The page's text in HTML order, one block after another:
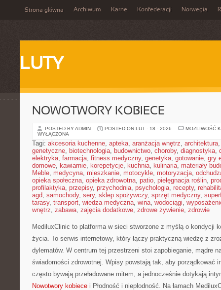
Strona główna Archiwum Karne Konfederacji Norwegia
LUTY
NOWOTWORY KOBIECE
POSTED BY ADMIN POSTED ON LUT - 18 - 2026
MOŻLIWOŚĆ
WYŁĄCZONA
Tagi: akcesoria kuchenne, apteka, aranżacja wnętrz, architektura
genetyczne, biotechnologia, budownictwo, choroby, diagnostyka,
elektryka, farmacja, fitness medyczny, genetyka, gotowanie, gry
domowe, kawiarnie, korepetycje, kuchnia, kulinaria, materiały
Meble, medycyna, mieszkanie, motocykle, motoryzacja,
opieka społeczna, opieka zdrowotna, patio, pielęgnacja roślin,
profilaktyka, przepisy, przychodnia, psychologia, recepty,
agd, samochody, sery, sklep spożywczy, sprzęt medyczny,
tarasy, transport, wiedza medyczna, wina, wodociągi,
wnętrz, zabawa, zajęcia dodatkowe, zdrowe żywienie, zdrowie
MediluxClinic to platforma w sieci stworzone z myślą o kondycji
życia. To serwis internetowy, który łączy praktyczną wiedzę z
dylematów. W centrum tej przestrzeni stoi zapobieganie, mądre
świadomości zdrowotnej. Wpisy powstają tak, aby porządkować
często bywają przeładowane mitem, a jednocześnie dotykają
Nowotwory kobiece i Płodność i niepłodność. Na łamach